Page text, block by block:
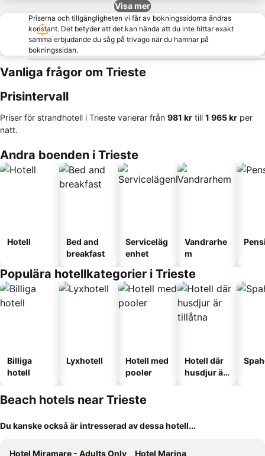
Visa mer
Priserna och tillgängligheten vi får av bokningssidorna ändras
konstant. Det betyder att det kan hända att du inte hittar exakt
samma erbjudande du såg på trivago när du hamnar på
bokningssidan.
Vanliga frågor om Trieste
Prisintervall
Priser för strandhotell i Trieste varierar från ‎981 kr till ‎1 965 kr per
natt.
Andra boenden i Trieste
Hotell
Bed and
breakfast
Serviceläg
enhet
Vandrarhe
m
Populära hotellkategorier i Trieste
Billiga
hotell
Lyxhotell
Hotell med
pooler
Hotell där
husdjur är
Beach hotels near Trieste
Du kanske också är intresserad av dessa hotell...
Hotel Miramare - Adults Only
Hotel Marina